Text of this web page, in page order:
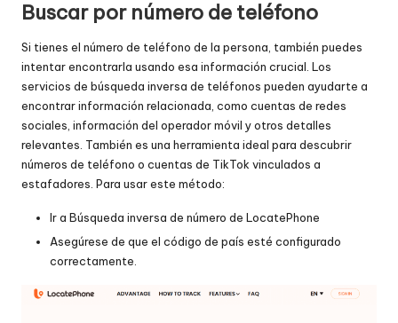
Buscar por número de teléfono
Si tienes el número de teléfono de la persona, también puedes
intentar encontrarla usando esa información crucial. Los
servicios de búsqueda inversa de teléfonos pueden ayudarte a
encontrar información relacionada, como cuentas de redes
sociales, información del operador móvil y otros detalles
relevantes. También es una herramienta ideal para descubrir
números de teléfono o cuentas de TikTok vinculados a
estafadores. Para usar este método:
Ir a Búsqueda inversa de número de LocatePhone
Asegúrese de que el código de país esté configurado
correctamente.